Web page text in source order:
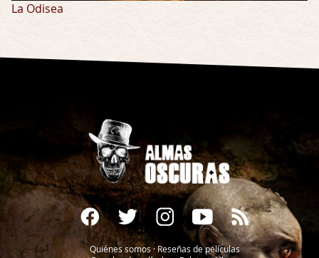
La Odisea
Quiénes somos·Reseñas de películas